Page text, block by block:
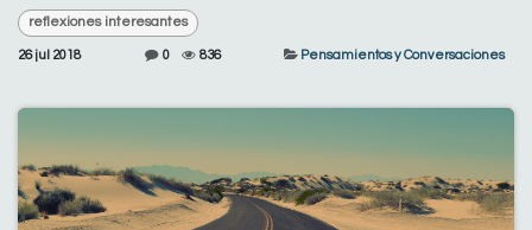
reflexiones interesantes
26 jul 2018 0 836 Pensamientos y Conversaciones